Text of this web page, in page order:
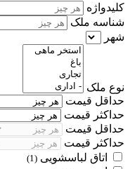
کلیدواژه
شناسه ملک
شهر
نوع ملک
حداقل قیمت
حداکثر قیمت
حداقل قیمت
حداکثر قیمت
اتاق لباسشویی (1)